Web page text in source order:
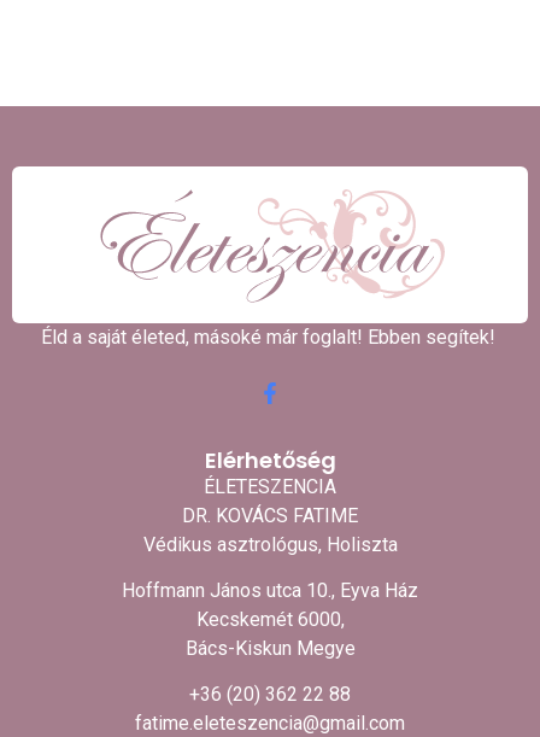
Éld a saját életed, másoké már foglalt! Ebben segítek! ​
Elérhetőség
ÉLETESZENCIA
DR. KOVÁCS FATIME
Védikus asztrológus, Holiszta
Hoffmann János utca 10., Eyva Ház
Kecskemét 6000,
Bács-Kiskun Megye
+36 (20) 362 22 88
fatime.eleteszencia@gmail.com